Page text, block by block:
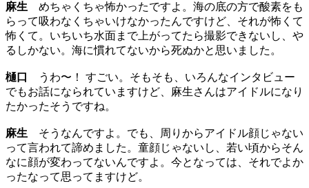
麻生 めちゃくちゃ怖かったですよ。海の底の方で酸素をも
らって吸わなくちゃいけなかったんですけど、それが怖くて
怖くて。いちいち水面まで上がってたら撮影できないし、や
るしかない。海に慣れてないから死ぬかと思いました。
樋口
うわ〜！ すごい。そもそも、いろんなインタビュー
でもお話になられていますけど、麻生さんはアイドルになり
たかったそうですね。
麻生 そうなんですよ。でも、周りからアイドル顔じゃない
って言われて諦めました。童顔じゃないし、若い頃からそん
なに顔が変わってないんですよ。今となっては、それでよか
ったなって思ってますけど。